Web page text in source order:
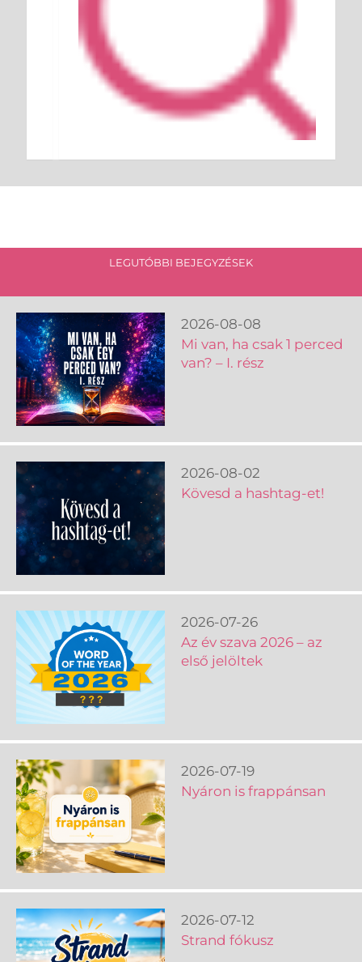
LEGUTÓBBI BEJEGYZÉSEK
2026-08-08
Mi van, ha csak 1 perced
van? – I. rész
2026-08-02
Kövesd a hashtag-et!
2026-07-26
Az év szava 2026 – az
első jelöltek
2026-07-19
Nyáron is frappánsan
2026-07-12
Strand fókusz